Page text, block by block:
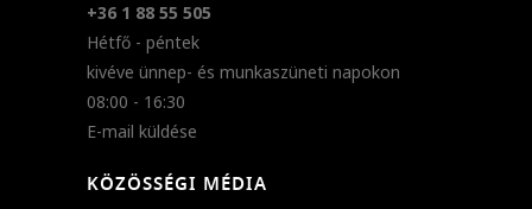
+36 1 88 55 505
Hétfő - péntek
kivéve ünnep- és munkaszüneti napokon
08:00 - 16:30
E-mail küldése
KÖZÖSSÉGI MÉDIA